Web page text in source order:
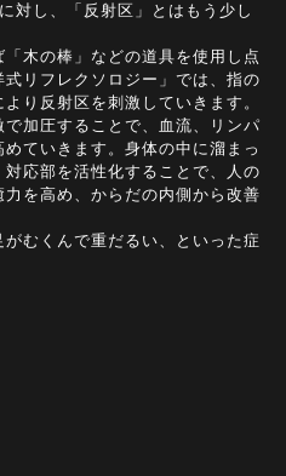
対し、「反射区」とはもう少し
木の棒」などの道具を使用し点
リフレクソロジー」では、指の
り反射区を刺激していきます。
で加圧することで、血流、リンパ
ていきます。身体の中に溜まっ
応部を活性化することで、人の
を高め、からだの内側から改善
むくんで重だるい、といった症